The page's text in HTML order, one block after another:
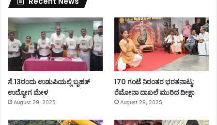
ಸೆ.13ರಂದು ಉಡುಪಿಯಲ್ಲಿ ಬೃಹತ್
ಉದ್ಯೋಗ ಮೇಳ
August 29, 2025
170 ಗಂಟೆ ನಿರಂತರ ಭರತನಾಟ್ಯ:
ರೆಮೋನಾ ದಾಖಲೆ ಮುರಿದ ದೀಕ್ಷಾ
August 29, 2025